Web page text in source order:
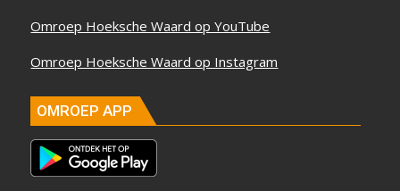
Omroep Hoeksche Waard op YouTube
Omroep Hoeksche Waard op Instagram
OMROEP APP